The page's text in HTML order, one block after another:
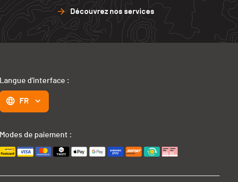
Découvrez nos services
Langue d'interface :
FR
Modes de paiement :